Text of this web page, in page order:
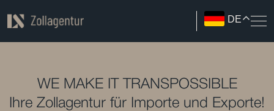
DE
WE MAKE IT TRANSPOSSIBLE
Ihre Zollagentur für Importe und Exporte!